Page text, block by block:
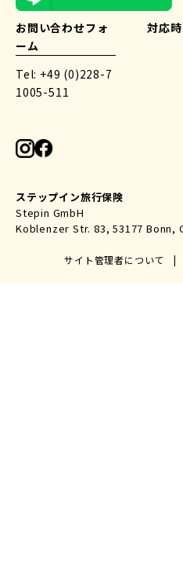
お問い合わせフォ
ーム
Tel: +49 (0)228-7
1005-511
対応時
ステップイン旅行保険
Stepin GmbH
Koblenzer Str. 83, 53177 Bonn,
サイト管理者について |